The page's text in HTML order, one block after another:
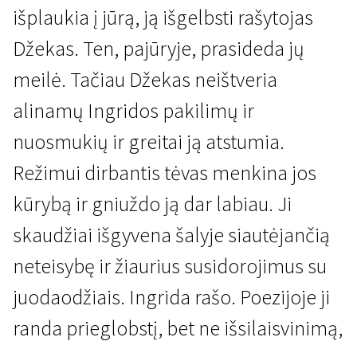
išplaukia į jūrą, ją išgelbsti rašytojas
Džekas. Ten, pajūryje, prasideda jų
meilė. Tačiau Džekas neištveria
alinamų Ingridos pakilimų ir
nuosmukių ir greitai ją atstumia.
Režimui dirbantis tėvas menkina jos
kūrybą ir gniuždo ją dar labiau. Ji
skaudžiai išgyvena šalyje siautėjančią
neteisybę ir žiaurius susidorojimus su
juodaodžiais. Ingrida rašo. Poezijoje ji
randa prieglobstį, bet ne išsilaisvinimą,